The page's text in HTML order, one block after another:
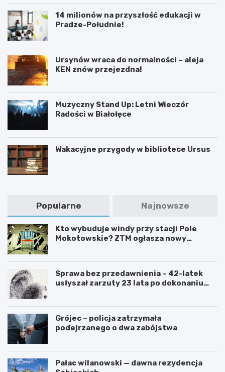
14 milionów na przyszłość edukacji w
Pradze-Południe!
Ursynów wraca do normalności – aleja
KEN znów przejezdna!
Muzyczny Stand Up: Letni Wieczór
Radości w Białołęce
Wakacyjne przygody w bibliotece Ursus
Popularne Najnowsze
Kto wybuduje windy przy stacji Pole
Mokotowskie? ZTM ogłasza nowy
Sprawa bez przedawnienia – 42-latek
usłyszał zarzuty 23 lata po dokonaniu
Grójec – policja zatrzymała
podejrzanego o dwa zabójstwa
Pałac wilanowski — dawna rezydencja